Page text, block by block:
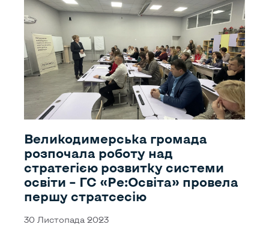
​​Великодимерська громада
розпочала роботу над
стратегією розвитку системи
освіти – ГС «Ре:Освіта» провела
першу стратсесію
30 Листопада 2023